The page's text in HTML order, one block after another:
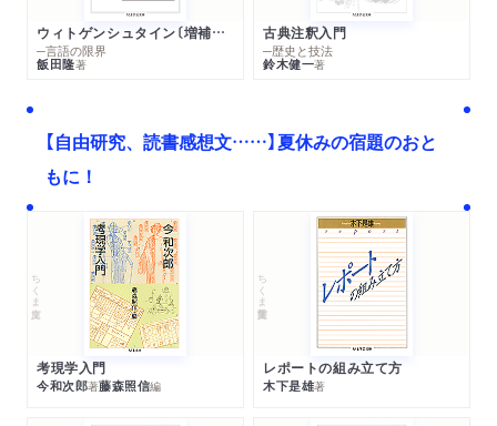
ウィトゲンシュタイン〔増補新版〕
─言語の限界
飯田隆著
古典注釈入門
─歴史と技法
鈴木健一著
【自由研究、読書感想文……】夏休みの宿題のおと
もに！
ちくま文庫
考現学入門
今和次郎著藤森照信編
ちくま学芸文庫
レポートの組み立て方
木下是雄著